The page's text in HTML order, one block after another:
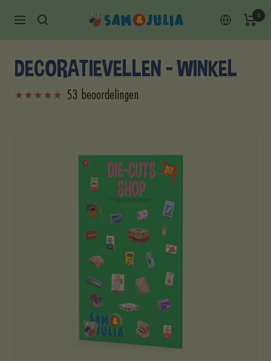
naar
content
Navigatie
Sam
&
0
DECORATIEVELLEN - WINKEL
53 beoordelingen